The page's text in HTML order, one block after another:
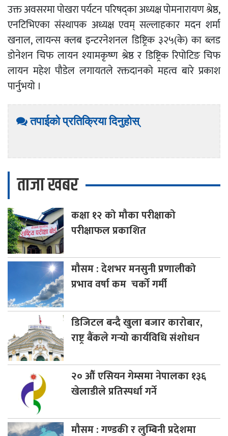
उक्त अवसरमा पोखरा पर्यटन परिषद्का अध्यक्ष पोमनारायण श्रेष्ठ,
एनटिभिएका संस्थापक अध्यक्ष एवम् सल्लाहकार मदन शर्मा
खनाल, लायन्स क्लब इन्टरनेशनल डिष्ट्रिक ३२५(के) का ब्लड
डोनेशन चिफ लायन श्यामकृष्ण श्रेष्ठ र डिष्ट्रिक रिपोटिङ चिफ
लायन महेश पौडेल लगायतले रक्तदानको महत्व बारे प्रकाश
पार्नुभयो ।
तपाईको प्रतिक्रिया दिनुहोस्
ताजा खबर
कक्षा१२ को मौका परीक्षाको
परीक्षाफल प्रकाशित
मौसम: देशभर मनसुनी प्रणालीको
प्रभाव वर्षा कम चर्को गर्मी
डिजिटलबन्दै खुला बजार कारोबार,
राष्ट्र बैंकले गर्‍यो कार्यविधि संशोधन
२०औँ एसियन गेम्समा नेपालका १३६
खेलाडीले प्रतिस्पर्धा गर्ने
मौसम: गण्डकी र लुम्बिनी प्रदेशमा